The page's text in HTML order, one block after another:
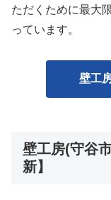
ただくために最大
っています。
壁工
壁工房(守谷
新】